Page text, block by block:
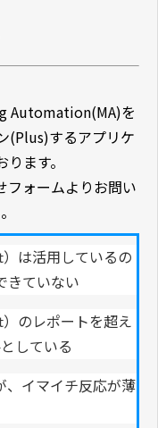
Automation(MA)を
(Plus)するアプリケ
ます。
フォームよりお問い
は活用しているの
きていない
）のレポートを超え
している
、イマイチ反応が薄